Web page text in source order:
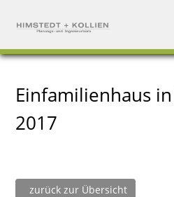
Einfamilienhaus
2017
zurück zur Übersicht